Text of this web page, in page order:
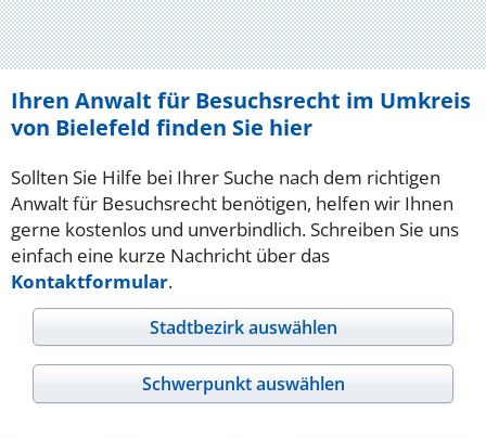
Ihren Anwalt für Besuchsrecht im Umkreis
von Bielefeld finden Sie hier
Sollten Sie Hilfe bei Ihrer Suche nach dem richtigen
Anwalt für Besuchsrecht benötigen, helfen wir Ihnen
gerne kostenlos und unverbindlich. Schreiben Sie uns
einfach eine kurze Nachricht über das
Kontaktformular.
Stadtbezirk auswählen
Schwerpunkt auswählen